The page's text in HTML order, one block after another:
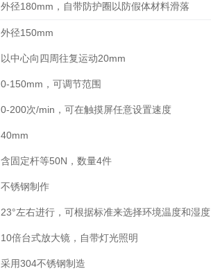
外径180mm，自带防护圈以防假体材料滑落
外径150mm
以中心向四周往复运动20mm
0-150mm，可调节范围
0-200次/min，可在触摸屏任意设置速度
40mm
含固定杆等50N，数量4件
不锈钢制作
23°左右进行，可根据标准来选择环境温度和湿度
10倍台式放大镜，自带灯光照明
采用304不锈钢制造